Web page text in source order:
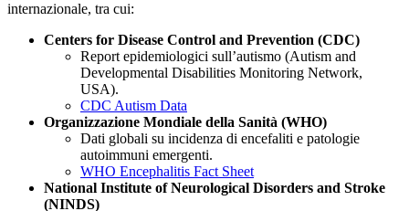
internazionale, tra cui:
Centers for Disease Control and Prevention (CDC)
Report epidemiologici sull’autismo (Autism and
Developmental Disabilities Monitoring Network,
USA).
CDC Autism Data
Organizzazione Mondiale della Sanità (WHO)
Dati globali su incidenza di encefaliti e patologie
autoimmuni emergenti.
WHO Encephalitis Fact Sheet
National Institute of Neurological Disorders and Stroke
(NINDS)